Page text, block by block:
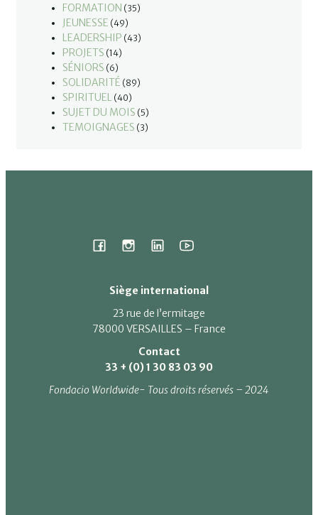
FORMATION (35)
JEUNESSE (49)
LEADERSHIP (43)
PROJETS (14)
SÉNIORS (6)
SOLIDARITÉ (89)
SPIRITUEL (40)
SUJET DU MOIS (5)
TEMOIGNAGES (3)
Siège international
23 rue de l’ermitage
78000 VERSAILLES – France
Contact
33 + (0) 1 30 83 03 90
Fondacio Worldwide- Tous droits réservés – 2024